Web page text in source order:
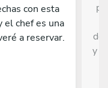
con esta
el chef es una
a reservar.
y